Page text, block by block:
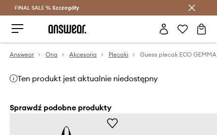
Oszczędzaj z Answear Club >
FINAL SALE % Szczegóły
Answear Ona Akcesoria Plecaki Guess plecak ECO GEMMA
Ten produkt jest aktualnie niedostępny
Sprawdź podobne produkty